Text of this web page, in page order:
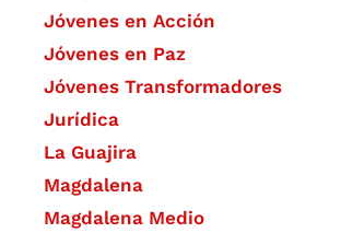
Jóvenes en Acción
Jóvenes en Paz
Jóvenes Transformadores
Jurídica
La Guajira
Magdalena
Magdalena Medio